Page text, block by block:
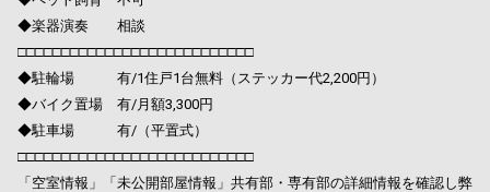
◆楽器演奏 相談
□□□□□□□□□□□□□□□□□□□□□□□□□□□
◆駐輪場 有/1住戸1台無料（ステッカー代2,200円）
◆バイク置場 有/月額3,300円
◆駐車場 有/（平置式）
□□□□□□□□□□□□□□□□□□□□□□□□□□□
「空室情報」「未公開部屋情報」共有部・専有部の詳細情報を確認し弊